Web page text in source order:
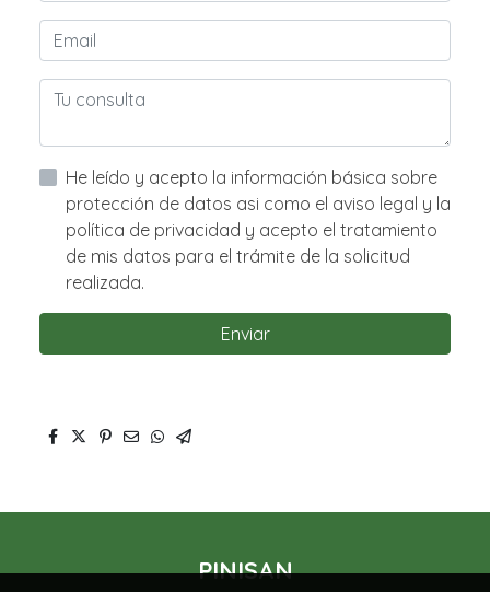
He leído y acepto la información básica sobre
protección de datos asi como el aviso legal y la
política de privacidad y acepto el tratamiento
de mis datos para el trámite de la solicitud
realizada.
Enviar
PINISAN